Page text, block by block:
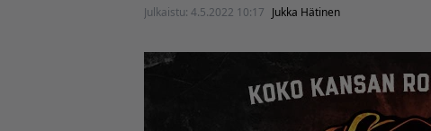
Julkaistu: 4.5.2022 10:17 Jukka Hätinen